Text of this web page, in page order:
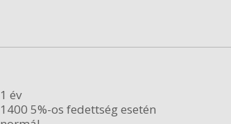
1 év
1400 5%-os fedettség esetén